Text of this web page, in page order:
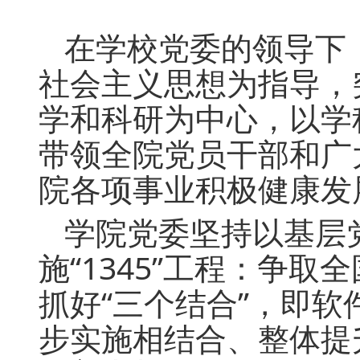
在学校党委的领导
社会主义思想为指导
学和科研为中心，以
带领全院党员干部和
院各项事业积极健康
学院党委坚持以基
施“1345”工程：争取
抓好“三个结合”，即
步实施相结合、整体